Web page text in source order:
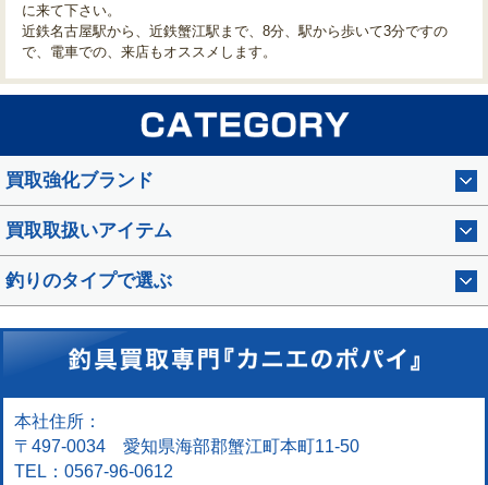
に来て下さい。
近鉄名古屋駅から、近鉄蟹江駅まで、8分、駅から歩いて3分ですの
で、電車での、来店もオススメします。
買取強化ブランド
買取取扱いアイテム
釣りのタイプで選ぶ
本社住所：
〒497-0034 愛知県海部郡蟹江町本町11-50
TEL：0567-96-0612